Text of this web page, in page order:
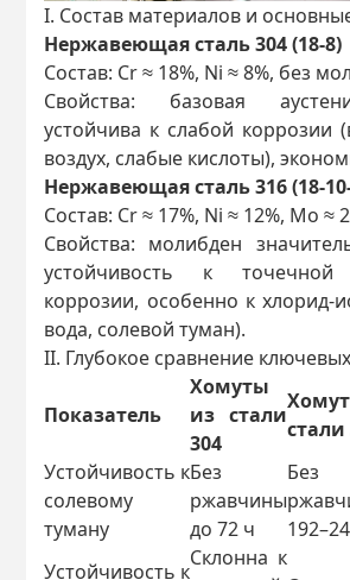
I. Состав материалов и
Нержавеющая сталь 304 (18-8)
Состав: Cr ≈ 18%, Ni ≈ 8%, без
Свойства: базовая
устойчива к слабой коррозии
воздух, слабые кислоты),
Нержавеющая сталь 316 (18-
Состав: Cr ≈ 17%, Ni ≈ 12%, Mo ≈
Свойства: молибден
устойчивость к
коррозии, особенно к хлорид-
вода, солевой туман).
II. Глубокое сравнение
Показатель
Хомуты
из стали
304
стали
Устойчивость к
солевому
туману
Без
ржавчины
до 72 ч
Без
Устойчивость к
Склонна к